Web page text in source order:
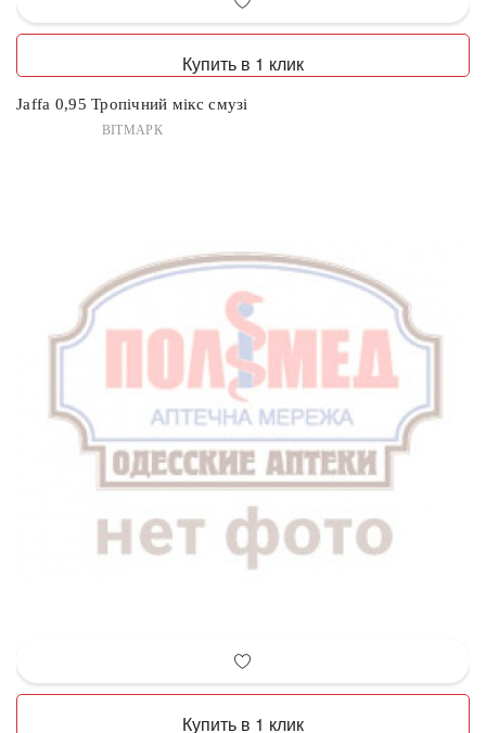
Купить в 1 клик
Jaffa 0,95 Тропічний мікс смузі
ВІТМАРК
Купить в 1 клик